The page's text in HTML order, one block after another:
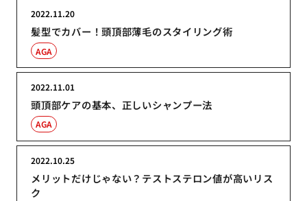
髪型でカバー！頭頂部薄毛のスタイリング術
2022.11.20
AGA
頭頂部ケアの基本、正しいシャンプー法
2022.11.01
AGA
メリットだけじゃない？テストステロン値が高いリス
ク
2022.10.25